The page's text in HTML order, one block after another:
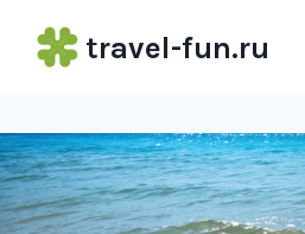
travel-fun.ru